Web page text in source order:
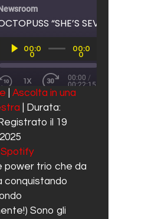
Player00:0
0
00:0
0
REWIND 10 SECONDS
1X
FAST FORWARD 30
00:00 /
00:22:15
SUBSCRIBE SHARE
Ascolta in una
Durata:
il 19
Spotify
power trio che da
conquistando
Sono gli